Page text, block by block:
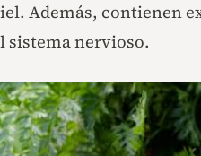
Además, contienen
sistema nervioso.